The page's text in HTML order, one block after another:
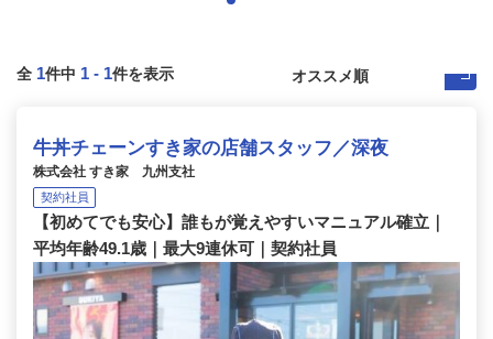
全 1件中 1 - 1件を表示
牛丼チェーンすき家の店舗スタッフ／深夜
株式会社 すき家 九州支社
契約社員
【初めてでも安心】誰もが覚えやすいマニュアル確立｜
平均年齢49.1歳｜最大9連休可｜契約社員